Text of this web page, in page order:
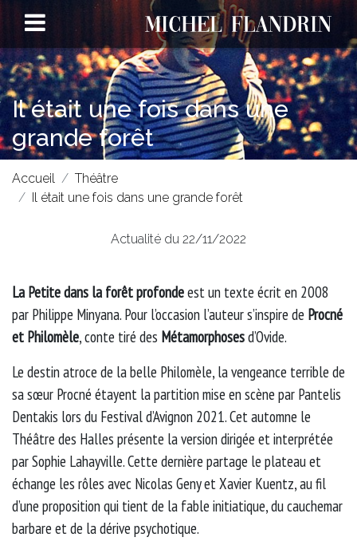
Il était une fois dans une
grande forêt
Accueil
Théâtre
Il était une fois dans une grande forêt
Actualité du 22/11/2022
La Petite dans la forêt profondeest un texte écrit en 2008
par Philippe Minyana. Pour l’occasion l’auteur s’inspire de Procné
et Philomèle, conte tiré des Métamorphosesd’Ovide.
Le destin atroce de la belle Philomèle, la vengeance terrible de
sa sœur Procné étayent la partition mise en scène par Pantelis
Dentakis lors du Festival d’Avignon 2021. Cet automne le
Théâtre des Halles présente la version dirigée et interprétée
par Sophie Lahayville. Cette dernière partage le plateau et
échange les rôles avec Nicolas Geny et Xavier Kuentz, au fil
d’une proposition qui tient de la fable initiatique, du cauchemar
barbare et de la dérive psychotique.